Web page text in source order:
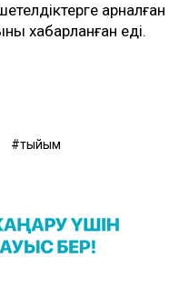
арналған
хабарланған еді.
тыйым